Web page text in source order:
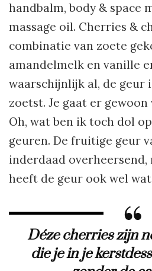
handbalm, body & space
massage oil. Cherries &
combinatie van zoete
amandelmelk en vanille
waarschijnlijk al, de geur
zoetst. Je gaat er
Oh, wat ben ik toch dol
geuren. De fruitige geur
inderdaad
heeft de geur ook wel
Déze cherries zijn
die je in je